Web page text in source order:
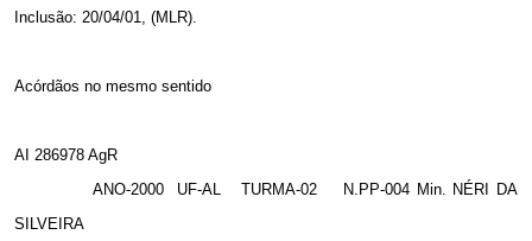
Inclusão: 20/04/01, (MLR).
Acórdãos no mesmo sentido
AI 286978 AgR
ANO-2000
UF-AL TURMA-02
N.PP-004 Min. NÉRI DA
SILVEIRA